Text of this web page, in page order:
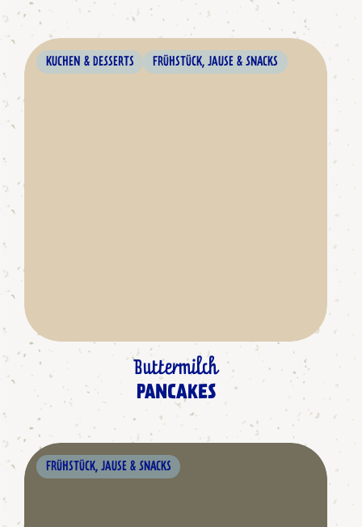
KUCHEN & DESSERTS FRÜHSTÜCK, JAUSE & SNACKS
Buttermilch
PANCAKES
FRÜHSTÜCK, JAUSE & SNACKS